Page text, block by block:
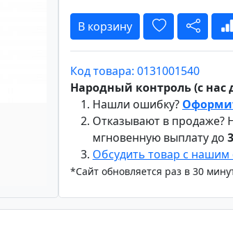
В корзину
Код товара: 0131001540
Народный контроль (с нас
Нашли ошибку?
Отказывают в продаже?
мгновенную выплату до
Обсудить товар с
*Сайт обновляется раз в 30